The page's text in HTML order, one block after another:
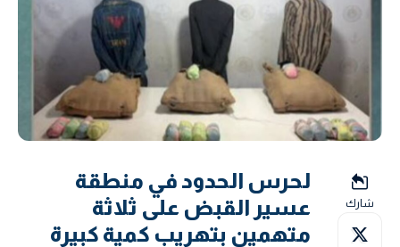
شارك
لحرس الحدود في منطقة
عسير القبض على ثلاثة
متهمين بتهريب كمية كبيرة